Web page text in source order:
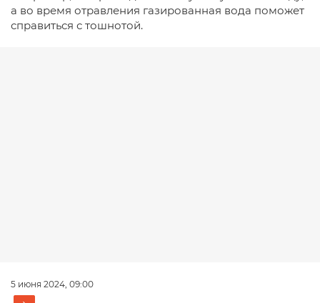
а во время отравления газированная вода поможет
справиться с тошнотой.
5 июня 2024, 09:00